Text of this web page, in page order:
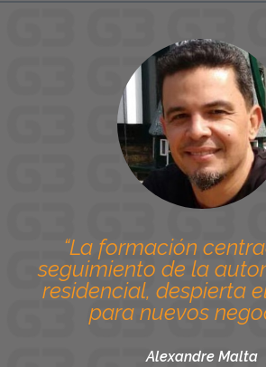
“La formación
seguimiento de la
residencial, despierta
para nuevos
Alexandre Malta